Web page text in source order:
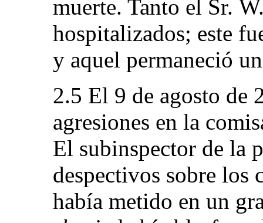
muerte. Tanto el Sr.
hospitalizados; este
y aquel permaneció
2.5 El 9 de agosto de
agresiones en la
El subinspector de la
despectivos sobre los
había metido en un